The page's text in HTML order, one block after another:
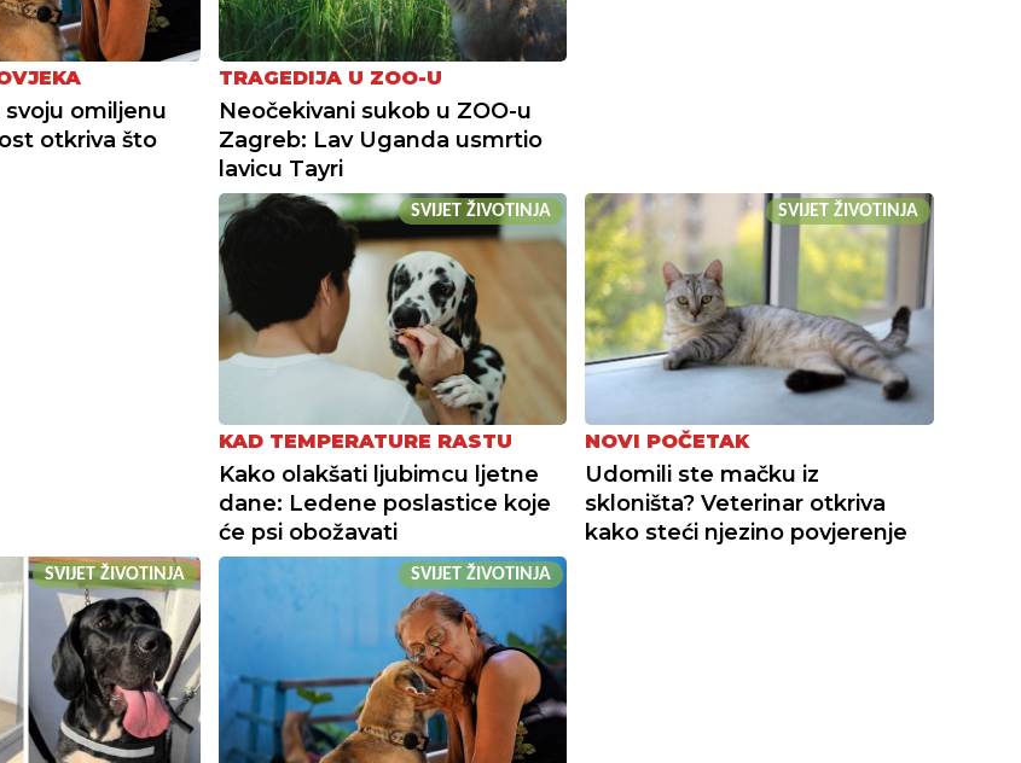
svoju omiljenu
otkriva što
TRAGEDIJA U ZOO-U
Neočekivani sukob u ZOO-u
Zagreb: Lav Uganda usmrtio
lavicu Tayri
SVIJET ŽIVOTINJA
KAD TEMPERATURE RASTU
Kako olakšati ljubimcu ljetne
dane: Ledene poslastice koje
će psi obožavati
SVIJET ŽIVOTINJA
NOVI POČETAK
Udomili ste mačku iz
skloništa? Veterinar otkriva
kako steći njezino povjerenje
SVIJET ŽIVOTINJA SVIJET ŽIVOTINJA